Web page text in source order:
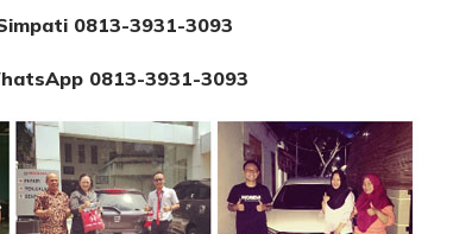
0813-3931-3093
0813-3931-3093